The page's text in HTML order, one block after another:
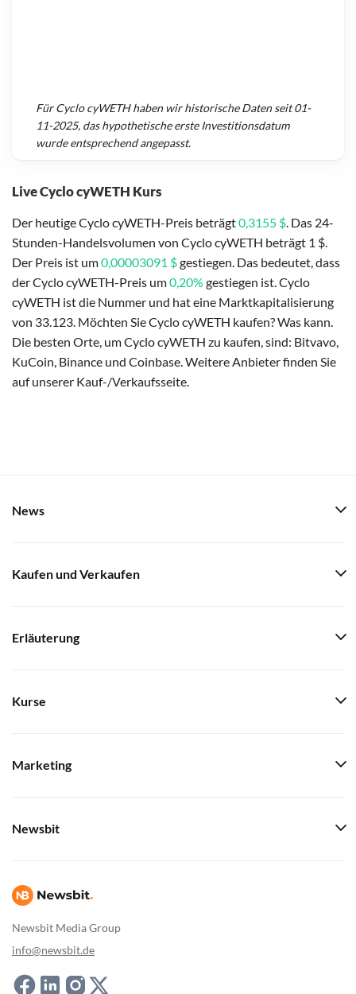
Live Cyclo cyWETH Kurs
Der heutige Cyclo cyWETH-Preis beträgt0,3155 $. Das 24-
Stunden-Handelsvolumen von Cyclo cyWETH beträgt 1 $.
Der Preis ist um0,00003091 $gestiegen. Das bedeutet, dass
der Cyclo cyWETH-Preis um0,20% gestiegen ist. Cyclo
cyWETH ist die Nummer und hat eine Marktkapitalisierung
von 33.123. Möchten Sie Cyclo cyWETH kaufen? Was kann.
Die besten Orte, um Cyclo cyWETH zu kaufen, sind: Bitvavo,
KuCoin, Binance und Coinbase. Weitere Anbieter finden Sie
auf unserer Kauf-/Verkaufsseite.
FürCyclo cyWETHhaben wir historische Daten seit01-
11-2025, das hypothetische erste Investitionsdatum
wurde entsprechend angepasst.
Newsbit Media Group
info@newsbit.de
News
Kaufen und Verkaufen
Erläuterung
Kurse
Marketing
Newsbit